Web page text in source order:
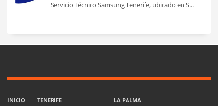
Servicio Técnico Samsung Tenerife, ubicado en S...
INICIO
TENERIFE
LA PALMA